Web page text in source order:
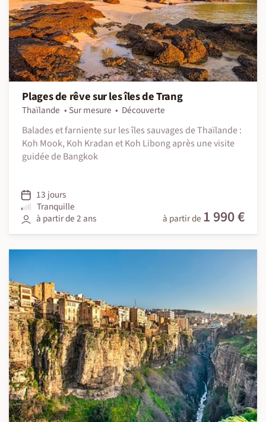
Plages de rêve sur les îles de Trang
Thaïlande Sur mesure
Découverte
Balades et farniente sur les îles sauvages de Thaïlande :
Koh Mook, Koh Kradan et Koh Libong après une visite
guidée de Bangkok
13 jours
Tranquille
à partir de 2 ans
à partir de 1 990 €